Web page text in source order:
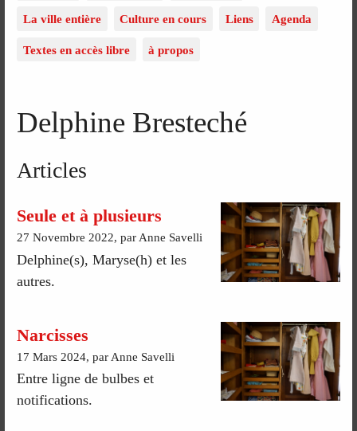
La ville entière Culture en cours Liens Agenda
Textes en accès libre à propos
Delphine Bresteché
Articles
Seule et à plusieurs
27 Novembre 2022, par Anne Savelli
Delphine(s), Maryse(h) et les
autres.
Narcisses
17 Mars 2024, par Anne Savelli
Entre ligne de bulbes et
notifications.